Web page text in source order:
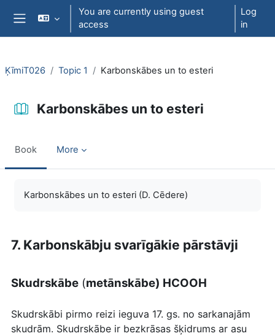
Skip to main content
You are currently using guest
access
Log
in
ĶīmiT026 Topic 1 Karbonskābes un to esteri
Karbonskābes un to esteri
Book More
Karbonskābes un to esteri (D. Cēdere)
7. Karbonskābju svarīgākie pārstāvji
Skudrskābe (metānskābe) HCOOH
Skudrskābi pirmo reizi ieguva 17. gs. no sarkanajām
skudrām. Skudrskābe ir bezkrāsas šķidrums ar asu